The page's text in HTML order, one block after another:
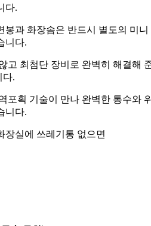
다.
봉과 화장솜은 반드시 별도의 미니
니다.
고 최첨단 장비로 완벽히 해결해
다.
포획 기술이 만나 완벽한 통수와
니다.
장실에 쓰레기통 없으면